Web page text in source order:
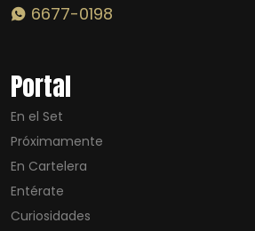
6677-0198
Portal
En el Set
Próximamente
En Cartelera
Entérate
Curiosidades